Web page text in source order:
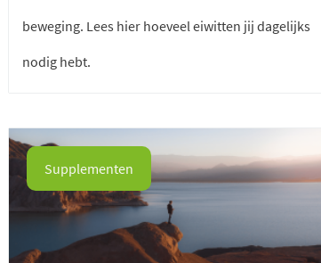
beweging. Lees hier hoeveel eiwitten jij dagelijks
nodig hebt.
Supplementen